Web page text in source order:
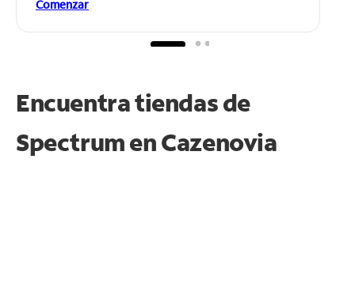
Comenzar
Encuentra tiendas de
Spectrum enCazenovia